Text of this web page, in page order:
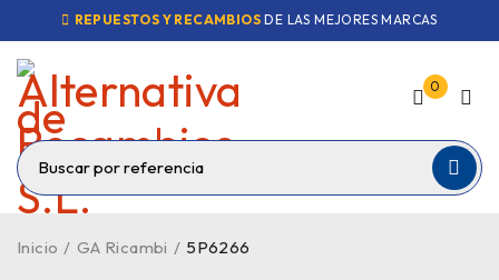
REPUESTOS Y RECAMBIOS DE LAS MEJORES MARCAS
0
Inicio / GA Ricambi / 5P6266